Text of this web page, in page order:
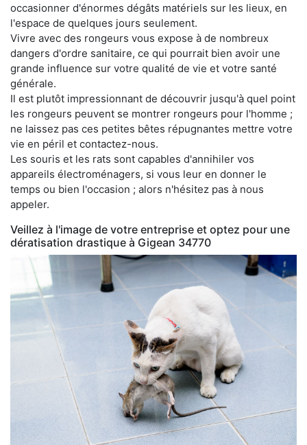
occasionner d'énormes dégâts matériels sur les lieux, en
l'espace de quelques jours seulement.
Vivre avec des rongeurs vous expose à de nombreux
dangers d'ordre sanitaire, ce qui pourrait bien avoir une
grande influence sur votre qualité de vie et votre santé
générale.
Il est plutôt impressionnant de découvrir jusqu'à quel point
les rongeurs peuvent se montrer rongeurs pour l'homme ;
ne laissez pas ces petites bêtes répugnantes mettre votre
vie en péril et contactez-nous.
Les souris et les rats sont capables d'annihiler vos
appareils électroménagers, si vous leur en donner le
temps ou bien l'occasion ; alors n'hésitez pas à nous
appeler.
Veillez à l'image de votre entreprise et optez pour une
dératisation drastique à Gigean 34770